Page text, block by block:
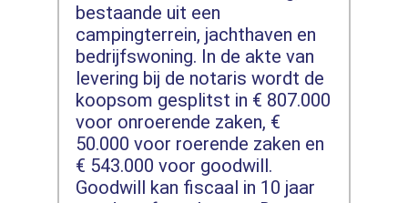
bestaande uit een
campingterrein, jachthaven en
bedrijfswoning. In de akte van
levering bij de notaris wordt de
koopsom gesplitst in € 807.000
voor onroerende zaken, €
50.000 voor roerende zaken en
€ 543.000 voor goodwill.
Goodwill kan fiscaal in 10 jaar